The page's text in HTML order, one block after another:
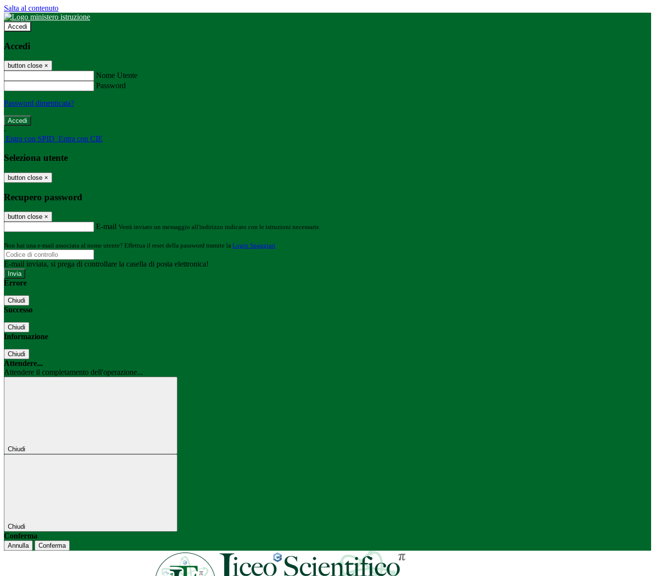
Salta al contenuto
Accedi
Accedi
button close ×
Nome Utente
Password
Password dimenticata?
-
Entra con SPID Entra con CIE
Seleziona utente
button close ×
Recupero password
button close ×
E-mail Verrà inviato un messaggio all'indirizzo indicato con le istruzioni necessarie.
Non hai una e-mail associata al nome utente? Effettua il reset della password tramite la Login Spaggiari
E-mail inviata, si prega di controllare la casella di posta elettronica!
Errore
Chiudi
Successo
Chiudi
Informazione
Chiudi
Attendere...
Attendere il completamento dell'operazione...
Chiudi
Chiudi
Conferma
Annulla Conferma